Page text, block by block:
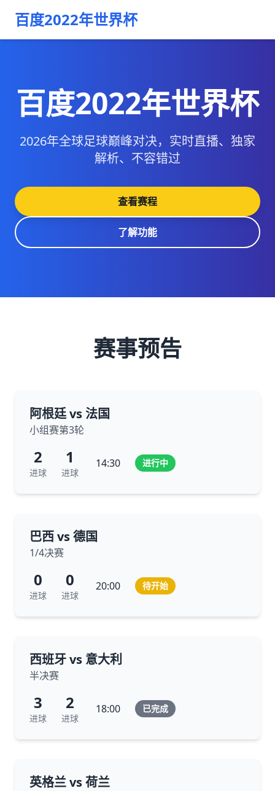
百度2022年世界杯
百度2022年世界杯
2026年全球足球巅峰对决，实时直播、独家
解析、不容错过
查看赛程
了解功能
赛事预告
阿根廷 vs 法国
小组赛第3轮
2
进球
1
进球
14:30 进行中
巴西 vs 德国
1/4决赛
0
进球
0
进球
20:00 待开始
西班牙 vs 意大利
半决赛
3
进球
2
进球
18:00 已完成
英格兰 vs 荷兰